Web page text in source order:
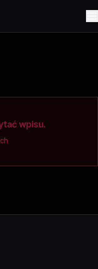
wpisu.